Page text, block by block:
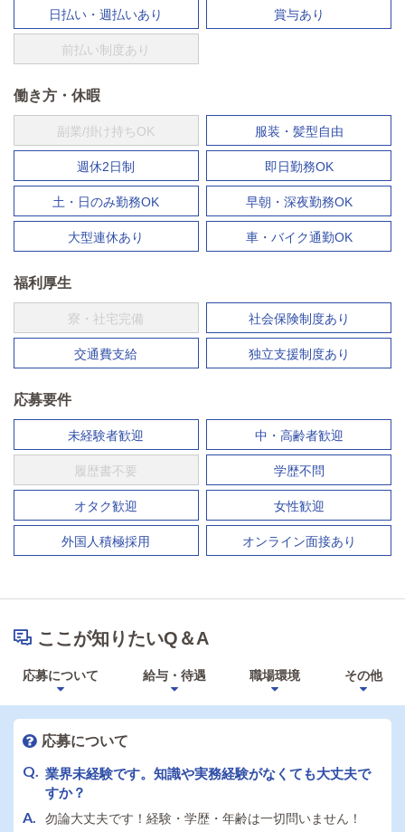
日払い・週払いあり 賞与あり
前払い制度あり
働き方・休暇
副業/掛け持ちOK 服装・髪型自由
週休2日制 即日勤務OK
土・日のみ勤務OK 早朝・深夜勤務OK
大型連休あり 車・バイク通勤OK
福利厚生
寮・社宅完備 社会保険制度あり
交通費支給 独立支援制度あり
応募要件
未経験者歓迎 中・高齢者歓迎
履歴書不要 学歴不問
オタク歓迎 女性歓迎
外国人積極採用 オンライン面接あり
ここが知りたいQ＆A
応募について 給与・待遇 職場環境 その他
応募について
業界未経験です。知識や実務経験がなくても大丈夫で
すか？
勿論大丈夫です！経験・学歴・年齢は一切問いません！